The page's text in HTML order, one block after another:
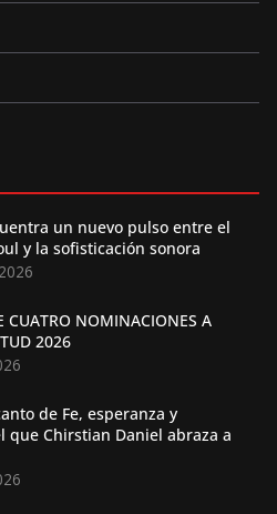
un nuevo pulso entre el
y la sofisticación sonora
CUATRO NOMINACIONES A
2026
de Fe, esperanza y
que Chirstian Daniel abraza a